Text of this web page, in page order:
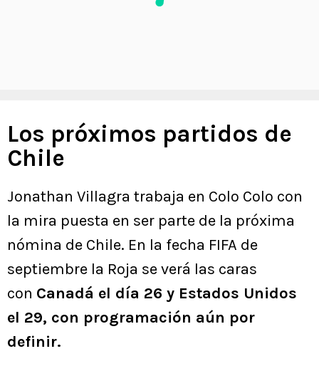
Los próximos partidos de
Chile
Jonathan Villagra trabaja en Colo Colo con
la mira puesta en ser parte de la próxima
nómina de Chile. En la fecha FIFA de
septiembre la Roja se verá las caras
con Canadá el día 26 y Estados Unidos
el 29, con programación aún por
definir.